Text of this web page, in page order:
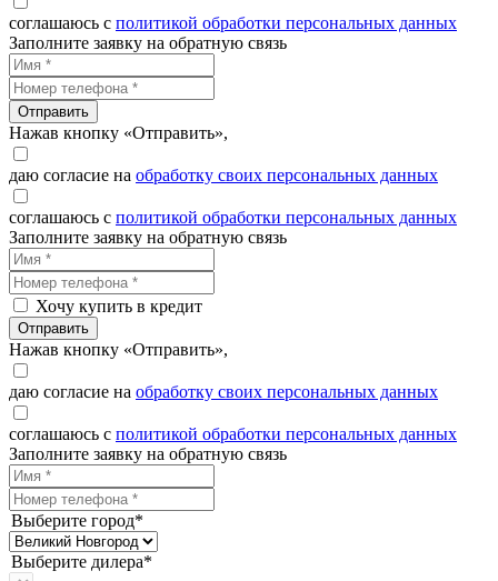
соглашаюсь с политикой обработки персональных данных
Заполните заявку на обратную связь
Отправить
Нажав кнопку «Отправить»,
даю согласие на обработку своих персональных данных
соглашаюсь с политикой обработки персональных данных
Заполните заявку на обратную связь
Хочу купить в кредит
Отправить
Нажав кнопку «Отправить»,
даю согласие на обработку своих персональных данных
соглашаюсь с политикой обработки персональных данных
Заполните заявку на обратную связь
Выберите город*
Выберите дилера*